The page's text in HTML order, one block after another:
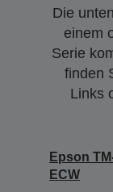
Die
einem
Serie
finden
Links
Epson
ECW